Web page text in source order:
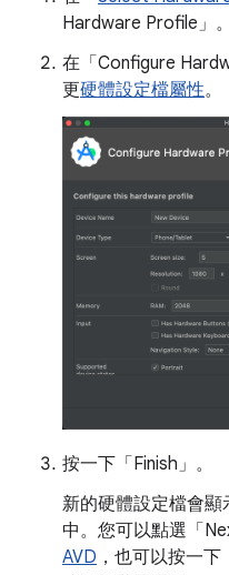
Hardware Profile」。
在「Configure
更硬體設定檔屬性。
按一下「Finish」 。
新的硬體設定檔會顯
中。您可以點選「
AVD ，也可以按一下